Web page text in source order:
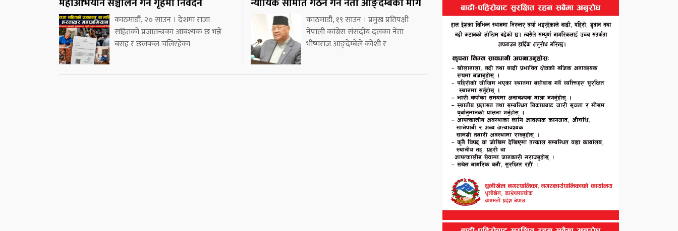
काठमाडौं, २० साउन । देशमा राजा
सहितको प्रजातन्त्रका आबश्यक छ भन्ने
बसह र छलफल चलिरहेका
काठमाडौं, १९ साउन । प्रमुख प्रतिपक्षी
नेपाली कांग्रेस संसदीय दलका नेता
भीष्मराज आङ्देम्बेले कोशी र